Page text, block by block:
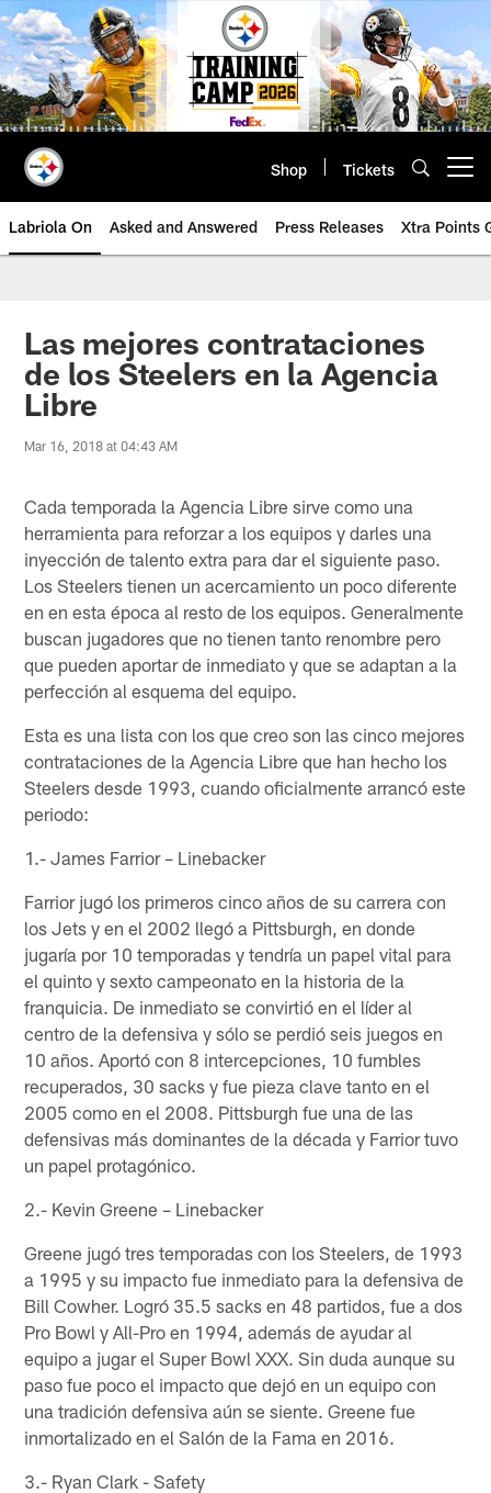
Skip
to
main
content
Shop Tickets
Labriola On Asked and Answered Press Releases Xtra Points
Las mejores contrataciones
de los Steelers en la Agencia
Libre
Mar 16, 2018 at 04:43 AM
Cada temporada la Agencia Libre sirve como una
herramienta para reforzar a los equipos y darles una
inyección de talento extra para dar el siguiente paso.
Los Steelers tienen un acercamiento un poco diferente
en en esta época al resto de los equipos. Generalmente
buscan jugadores que no tienen tanto renombre pero
que pueden aportar de inmediato y que se adaptan a la
perfección al esquema del equipo.
Esta es una lista con los que creo son las cinco mejores
contrataciones de la Agencia Libre que han hecho los
Steelers desde 1993, cuando oficialmente arrancó este
periodo:
1.- James Farrior – Linebacker
Farrior jugó los primeros cinco años de su carrera con
los Jets y en el 2002 llegó a Pittsburgh, en donde
jugaría por 10 temporadas y tendría un papel vital para
el quinto y sexto campeonato en la historia de la
franquicia. De inmediato se convirtió en el líder al
centro de la defensiva y sólo se perdió seis juegos en
10 años. Aportó con 8 intercepciones, 10 fumbles
recuperados, 30 sacks y fue pieza clave tanto en el
2005 como en el 2008. Pittsburgh fue una de las
defensivas más dominantes de la década y Farrior tuvo
un papel protagónico.
2.- Kevin Greene – Linebacker
Greene jugó tres temporadas con los Steelers, de 1993
a 1995 y su impacto fue inmediato para la defensiva de
Bill Cowher. Logró 35.5 sacks en 48 partidos, fue a dos
Pro Bowl y All-Pro en 1994, además de ayudar al
equipo a jugar el Super Bowl XXX. Sin duda aunque su
paso fue poco el impacto que dejó en un equipo con
una tradición defensiva aún se siente. Greene fue
inmortalizado en el Salón de la Fama en 2016.
3.- Ryan Clark - Safety